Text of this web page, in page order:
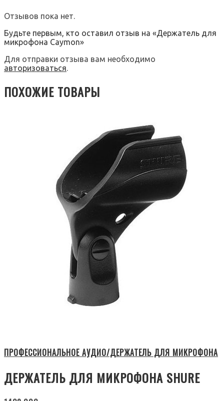
Отзывов пока нет.
Будьте первым, кто оставил отзыв на «Держатель для
микрофона Caymon»
Для отправки отзыва вам необходимо
авторизоваться.
ПОХОЖИЕ ТОВАРЫ
ПРОФЕССИОНАЛЬНОЕ АУДИО/ДЕРЖАТЕЛЬ ДЛЯ МИКРОФОНА
ДЕРЖАТЕЛЬ ДЛЯ МИКРОФОНА SHURE